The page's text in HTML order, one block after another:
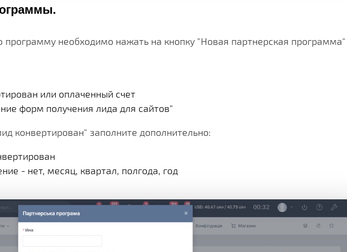
программу необходимо нажать на кнопку "Новая партнерская
или оплаченный счет
форм получения лида для сайтов"
конвертирован" заполните дополнительно:
- нет, месяц, квартал, полгода, год